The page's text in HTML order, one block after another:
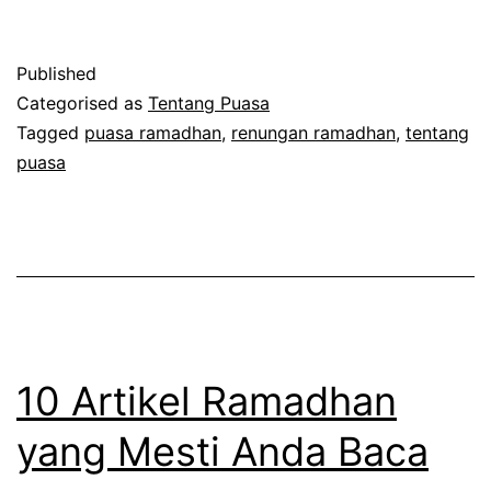
Puasa
Itu
Published
Categorised as Tentang Puasa
Tagged puasa ramadhan, renungan ramadhan, tentang
puasa
10 Artikel Ramadhan
yang Mesti Anda Baca